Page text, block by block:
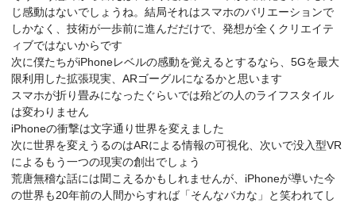
じ感動はないでしょうね。結局それはスマホのバリエーションで
しかなく、技術が一歩前に進んだだけで、発想が全くクリエイテ
ィブではないからです
次に僕たちがiPhoneレベルの感動を覚えるとするなら、5Gを最大
限利用した拡張現実、ARゴーグルになるかと思います
スマホが折り畳みになったぐらいでは殆どの人のライフスタイル
は変わりません
iPhoneの衝撃は文字通り世界を変えました
次に世界を変えうるのはARによる情報の可視化、次いで没入型VR
によるもう一つの現実の創出でしょう
荒唐無稽な話には聞こえるかもしれませんが、iPhoneが導いた今
の世界も20年前の人間からすれば「そんなバカな」と笑われてし